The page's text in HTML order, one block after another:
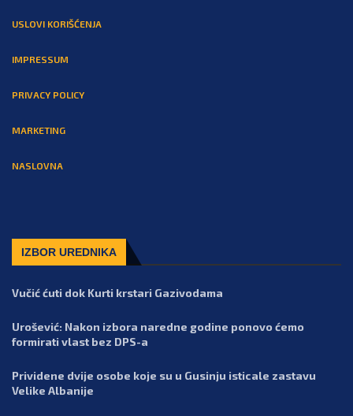
USLOVI KORIŠĆENJA
IMPRESSUM
PRIVACY POLICY
MARKETING
NASLOVNA
IZBOR UREDNIKA
Vučić ćuti dok Kurti krstari Gazivodama
Urošević: Nakon izbora naredne godine ponovo ćemo
formirati vlast bez DPS-a
Prividene dvije osobe koje su u Gusinju isticale zastavu
Velike Albanije